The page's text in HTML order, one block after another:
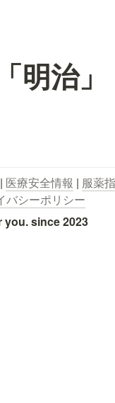
明治」
| 医療安全情報 | 服薬
バシーポリシー
you. since 2023